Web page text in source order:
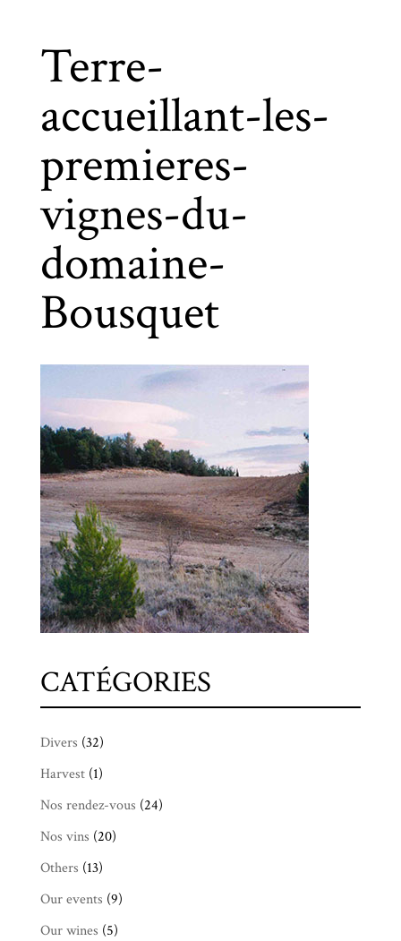
Terre-
accueillant-les-
premieres-
vignes-du-
domaine-
Bousquet
CATÉGORIES
Divers (32)
Harvest(1)
Nos rendez-vous (24)
Nos vins (20)
Others (13)
Our events (9)
Our wines (5)